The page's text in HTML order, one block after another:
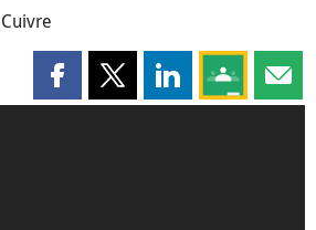
Cuivre
Partager cette page sur
Partager cette page sur X
Partager cette
Partagez